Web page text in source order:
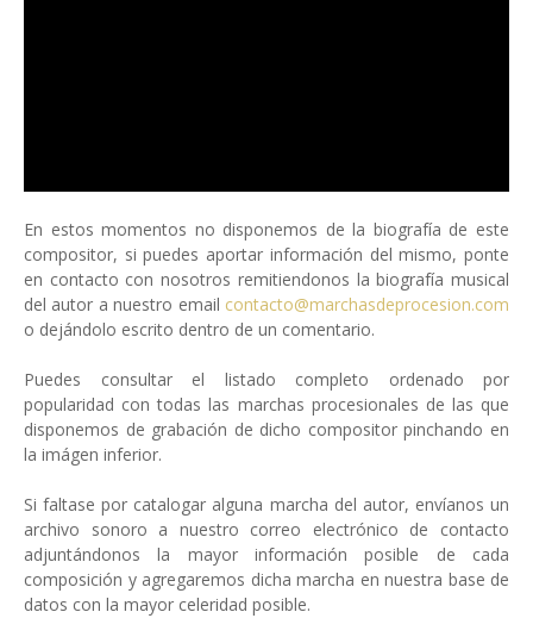
En estos momentos no disponemos de la biografía de este
compositor, si puedes aportar información del mismo, ponte
en contacto con nosotros remitiendonos la biografía musical
del autor a nuestro email contacto@marchasdeprocesion.com
o dejándolo escrito dentro de un comentario.
Puedes consultar el listado completo ordenado por
popularidad con todas las marchas procesionales de las que
disponemos de grabación de dicho compositor pinchando en
la imágen inferior.
Si faltase por catalogar alguna marcha del autor, envíanos un
archivo sonoro a nuestro correo electrónico de contacto
adjuntándonos la mayor información posible de cada
composición y agregaremos dicha marcha en nuestra base de
datos con la mayor celeridad posible.